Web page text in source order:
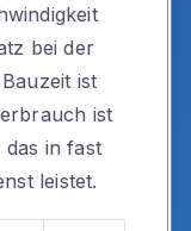
bei der
ist
ist
das in fast
leistet.